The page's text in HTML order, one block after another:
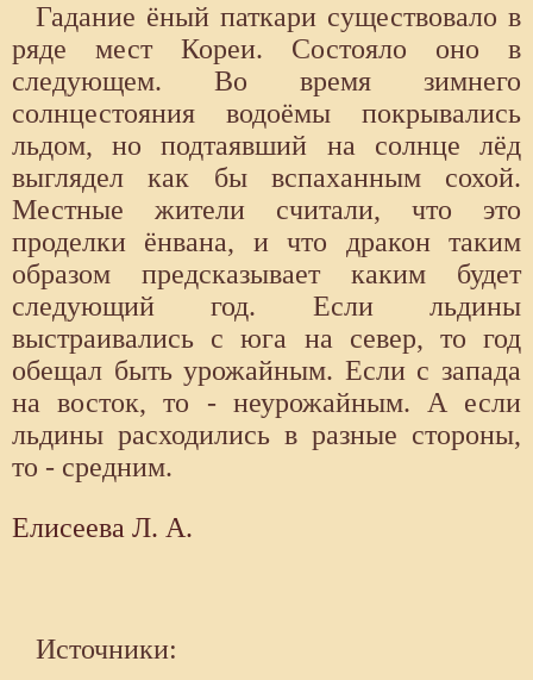
Гадание ёный паткари существовало в
ряде мест Кореи. Состояло оно в
следующем. Во время зимнего
солнцестояния водоёмы покрывались
льдом, но подтаявший на солнце лёд
выглядел как бы вспаханным сохой.
Местные жители считали, что это
проделки ёнвана, и что дракон таким
образом предсказывает каким будет
следующий год. Если льдины
выстраивались с юга на север, то год
обещал быть урожайным. Если с запада
на восток, то - неурожайным. А если
льдины расходились в разные стороны,
то - средним.
Елисеева Л. А.
Источники: